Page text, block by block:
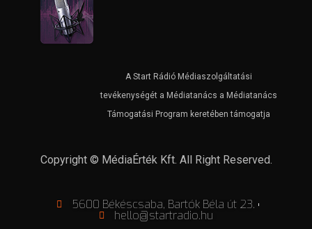
A Start Rádió Médiaszolgáltatási
tevékenységét a Médiatanács a Médiatanács
Támogatási Program keretében támogatja
Copyright © MédiaÉrték Kft. All Right Reserved.
5600 Békéscsaba, Bartók Béla út 23.
hello@startradio.hu